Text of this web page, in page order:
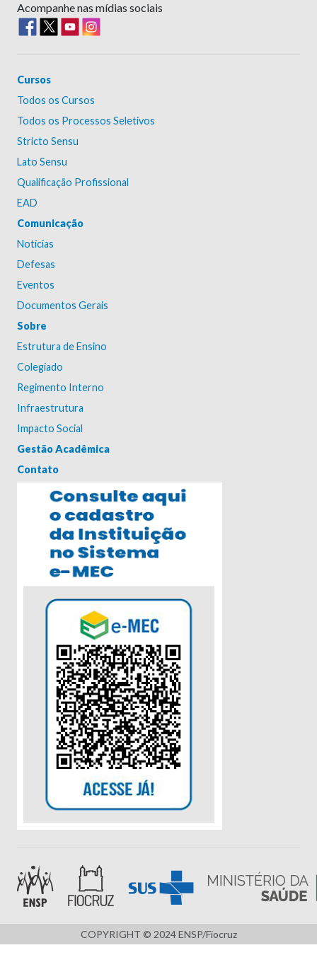
Acompanhe nas mídias sociais
Cursos
Todos os Cursos
Todos os Processos Seletivos
Stricto Sensu
Lato Sensu
Qualificação Profissional
EAD
Comunicação
Notícias
Defesas
Eventos
Documentos Gerais
Sobre
Estrutura de Ensino
Colegiado
Regimento Interno
Infraestrutura
Impacto Social
Gestão Acadêmica
Contato
COPYRIGHT © 2024 ENSP/Fiocruz